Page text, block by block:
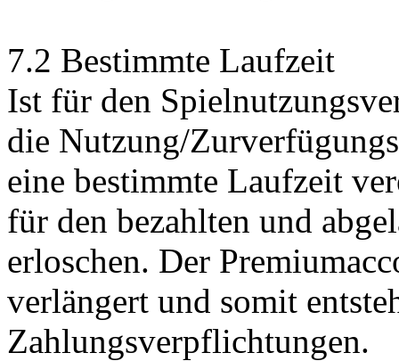
7.2 Bestimmte Laufzeit
Ist für den
die Nutzung/
eine bestimmte Laufzeit
für den bezahlten und
erloschen. Der
verlängert und somit
Zahlungsverpflichtungen.